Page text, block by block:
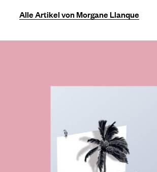
Alle Artikel von Morgane Llanque